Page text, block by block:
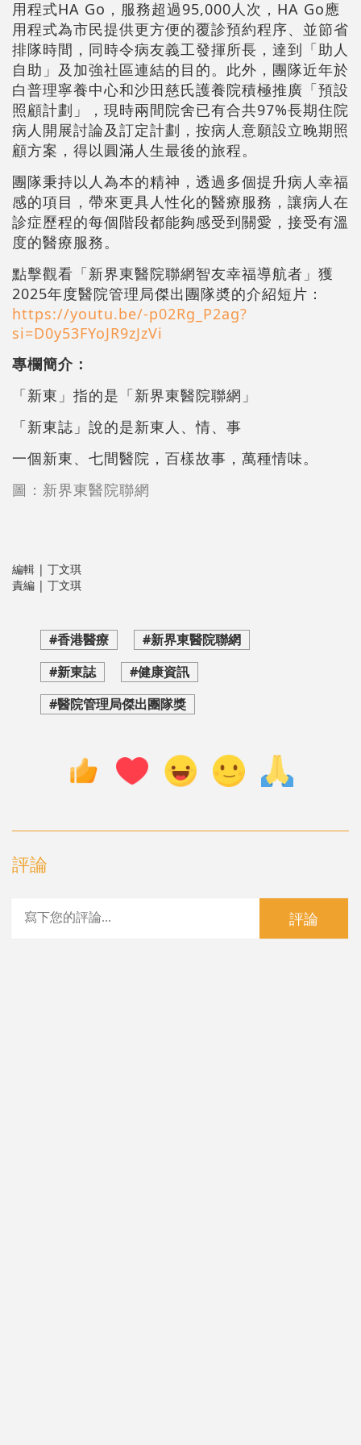
用程式HA Go，服務超過95,000人次，HA Go應
用程式為市民提供更方便的覆診預約程序、並節省
排隊時間，同時令病友義工發揮所長，達到「助人
自助」及加強社區連結的目的。此外，團隊近年於
白普理寧養中心和沙田慈氏護養院積極推廣「預設
照顧計劃」，現時兩間院舍已有合共97%長期住院
病人開展討論及訂定計劃，按病人意願設立晚期照
顧方案，得以圓滿人生最後的旅程。
團隊秉持以人為本的精神，透過多個提升病人幸福
感的項目，帶來更具人性化的醫療服務，讓病人在
診症歷程的每個階段都能夠感受到關愛，接受有溫
度的醫療服務。
點擊觀看「新界東醫院聯網智友幸福導航者」獲
2025年度醫院管理局傑出團隊奬的介紹短片：
https://youtu.be/-p02Rg_P2ag?
si=D0y53FYoJR9zJzVi
專欄簡介：
「新東」指的是「新界東醫院聯網」
「新東誌」說的是新東人、情、事
一個新東、七間醫院，百樣故事，萬種情味。
圖：新界東醫院聯網
編輯 | 丁文琪
責編 | 丁文琪
#香港醫療
#新界東醫院聯網
#新東誌
#健康資訊
#醫院管理局傑出團隊獎
評論
評論